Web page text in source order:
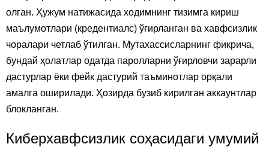
олган. Ҳужум натижасида ходимнинг тизимга кириш
маълумотлари (кредентиалс) ўғирланган ва хавфсизлик
чоралари четлаб ўтилган. Мутахассисларнинг фикрича,
бундай ҳолатлар одатда паролларни ўғирловчи зарарли
дастурлар ёки фейк дастурий таъминотлар орқали
амалга оширилади. Ҳозирда бузиб кирилган аккаунтлар
блокланган.
Киберхавфсизлик соҳасидаги умумий